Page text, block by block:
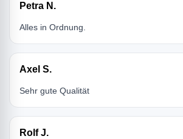
Petra N.
Alles in Ordnung.
Axel S.
Sehr gute Qualität
Rolf J.